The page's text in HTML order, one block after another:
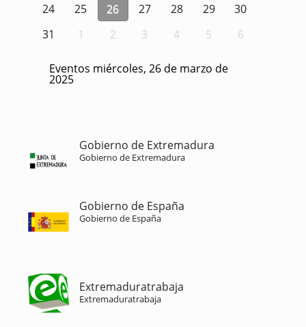
24
25 26 27 28 29
30
31
1 2 3 4 5 6
Eventos miércoles, 26 de marzo de
2025
Gobierno de Extremadura
Gobierno de Extremadura
Gobierno de España
Gobierno de España
Extremaduratrabaja
Extremaduratrabaja